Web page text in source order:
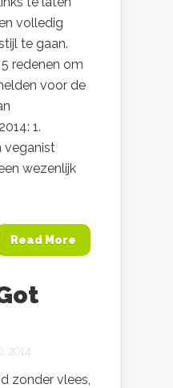
volledig
te gaan.
redenen om
voor de
1.
veganist
wezenlijk
Read More
2014
zonder vlees,